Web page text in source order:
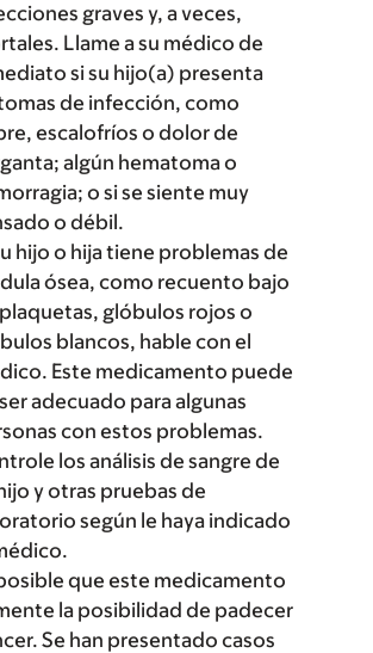
graves y, a veces,
Llame a su médico de
si su hijo(a) presenta
de infección, como
escalofríos o dolor de
algún hematoma o
o si se siente muy
o débil.
hijo o hija tiene problemas de
ósea, como recuento bajo
glóbulos rojos o
blancos, hable con el
Este medicamento puede
adecuado para algunas
con estos problemas.
los análisis de sangre de
y otras pruebas de
según le haya indicado
que este medicamento
la posibilidad de padecer
Se han presentado casos